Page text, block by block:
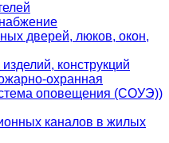
дверей, люков, окон,
конструкций
охранная
оповещения (СОУЭ))
каналов в жилых